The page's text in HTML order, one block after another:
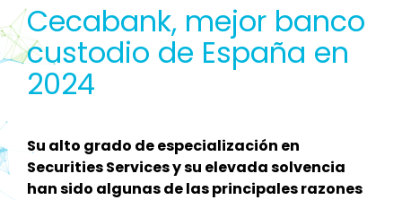
Cecabank, mejor banco
custodio de España en
2024
Su alto grado de especialización en
Securities Services y su elevada solvencia
han sido algunas de las principales razones